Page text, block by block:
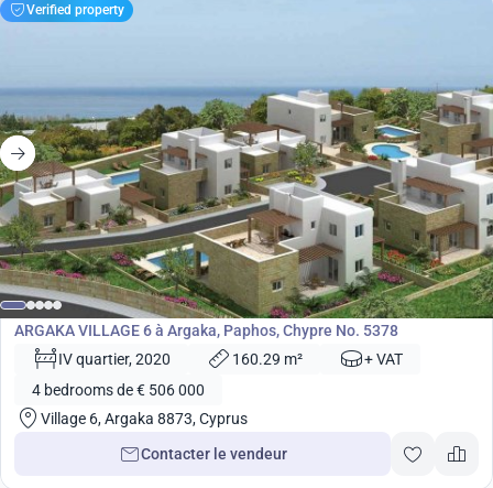
Verified property
de€506 000
Développement
ARGAKA VILLAGE 6 à Argaka, Paphos, Chypre No. 5378
IV quartier, 2020
160.29 m²
+ VAT
4 bedrooms de € 506 000
Village 6, Argaka 8873, Cyprus
Contacter le vendeur